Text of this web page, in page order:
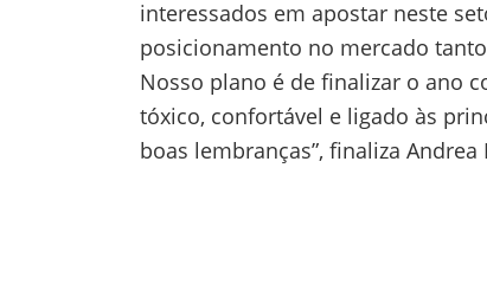
interessados em apostar neste
posicionamento no mercado
Nosso plano é de finalizar o ano
tóxico, confortável e ligado às
boas lembranças”, finaliza Andrea